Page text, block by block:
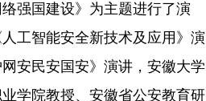
强国建设》为主题进行了演
工智能安全新技术及应用》演
安民安国安》演讲，安徽大学
学院教授、安徽省公安教育研